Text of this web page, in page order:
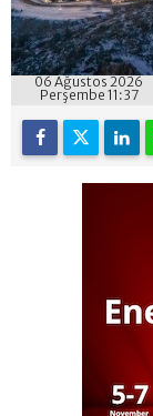
06 Ağustos 2026
Perşembe 11:37